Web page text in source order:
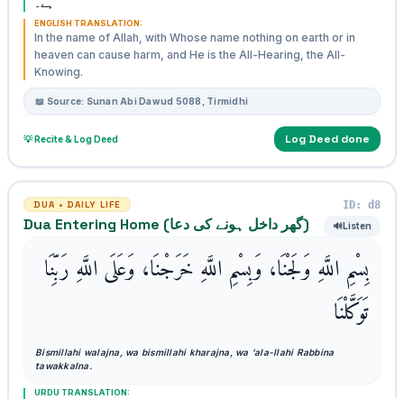
ہے۔
ENGLISH TRANSLATION:
In the name of Allah, with Whose name nothing on earth or in
heaven can cause harm, and He is the All-Hearing, the All-
Knowing.
📖 Source: Sunan Abi Dawud 5088, Tirmidhi
💡 Recite & Log Deed Log Deed done
DUA • DAILY LIFE ID: d8
Dua Entering Home (گھر داخل ہونے کی دعا) 🔊Listen
بِسْمِ اللَّهِ وَلَجْنَا، وَبِسْمِ اللَّهِ خَرَجْنَا، وَعَلَى اللَّهِ رَبِّنَا
تَوَكَّلْنَا
Bismillahi walajna, wa bismillahi kharajna, wa 'ala-llahi Rabbina
tawakkalna.
URDU TRANSLATION: